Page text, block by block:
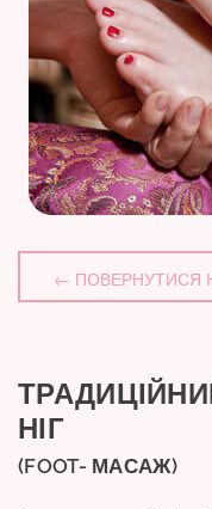
← ПОВЕРНУТИСЯ
НІГ
(FOOT- МАСАЖ)